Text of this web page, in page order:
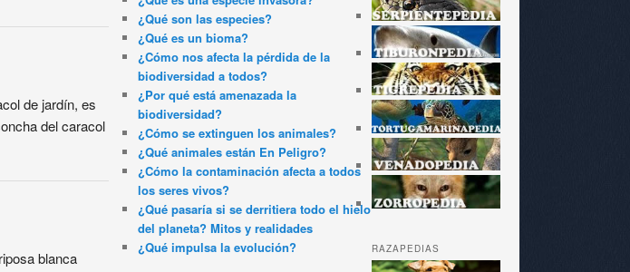
de jardín, es
del caracol
blanca
RAZAPEDIAS
¿Qué son las especies?
¿Qué es un bioma?
¿Cómo nos afecta la pérdida de la
biodiversidad a todos?
¿Por qué está amenazada la
biodiversidad?
¿Cómo se extinguen los animales?
¿Qué animales están En Peligro?
¿Cómo la contaminación afecta a todos
los seres vivos?
¿Qué pasaría si se derritiera todo el hielo
del planeta? Mitos y realidades
¿Qué impulsa la evolución?